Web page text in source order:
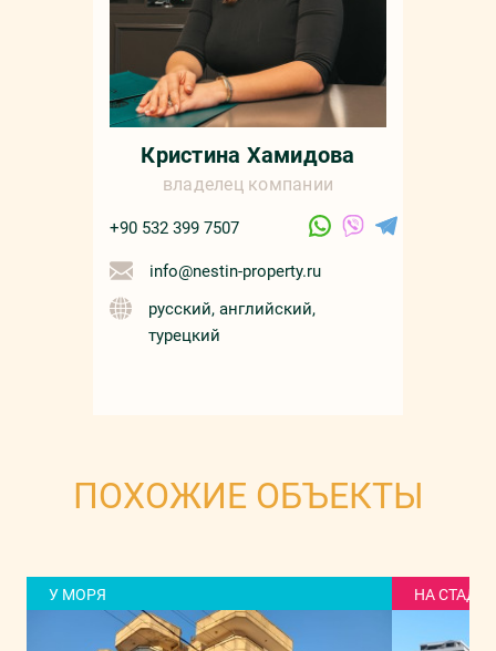
Кристина Хамидова
владелец компании
+90 532 399 7507
info@nestin-property.ru
русский, английский,
турецкий
ПОХОЖИЕ ОБЪЕКТЫ
У МОРЯ НА